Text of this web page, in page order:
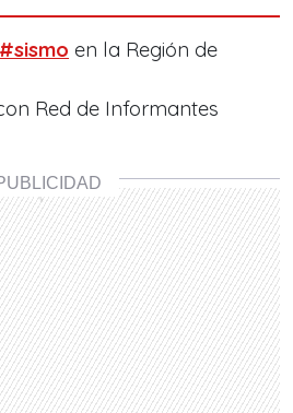
#sismo en la Región de
Red de Informantes